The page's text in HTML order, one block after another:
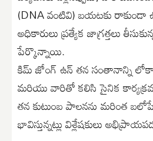
(DNA వంటివి) బయటకు రాకుండా
అధికారులు ప్రత్యేక జాగ్రత్తలు
పేర్కొన్నాయి.
​కిమ్ జోంగ్ ఉన్ తన సంతానాన్ని
మరియు వారితో కలిసి సైనిక
తన కుటుంబ పాలనను మరింత
భావిస్తున్నట్లు విశ్లేషకులు